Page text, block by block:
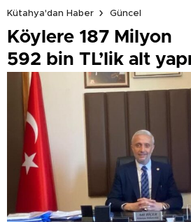
Kütahya'dan Haber
Güncel
Köylere 187 Milyon
592 bin TL’lik alt